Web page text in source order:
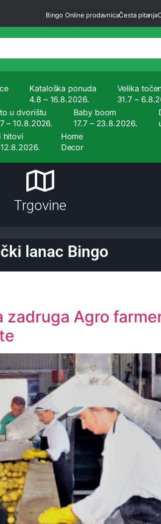
Bingo Online prodavnicaČesta pitanja
Kataloška ponuda
4.8 – 16.8.2026.
Velika
31.7 –
u dvorištu
– 10.8.2026.
Baby boom
17.7 – 23.8.2026.
hitovi
Home
Decor
Trgovine
lanac Bingo
zadruga Agro